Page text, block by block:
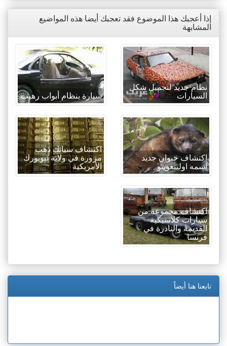
إذا أعجبك هذا الموضوع فقد تعجبك أيضا هذه المواضيع
المشابهة
نظام جديد لتجميل شكل
السيارات
سيارة بنظام أبواب رهيب
اكتشاف حيوان جديد
اسمه اولينغويتو
اكتشاف سبائك ذهب
مزورة في ولاية نيويورك
الأمريكية
اكتشاف مجموعة من
سيارات كلاسيكية
القديمة والنادرة في
فرنسا
تابعنا هنا أيضاً